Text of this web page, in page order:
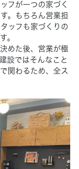
フが一つの家づく
。もちろん営業担
ッフも家づくりの
。
めた後、営業が極
設ではそんなこと
関わるため、全ス